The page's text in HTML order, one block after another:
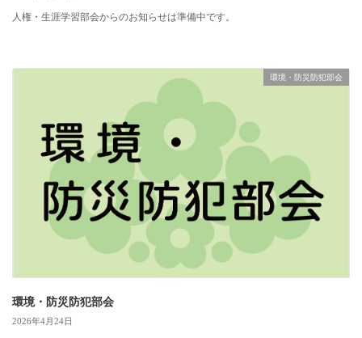
人権・生涯学習部会からのお知らせは準備中です。
環境・防災防犯部会
環境・防災防犯部会
2026年4月24日